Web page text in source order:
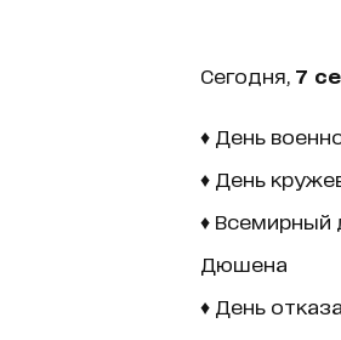
Сегодня, 7
♦ День
♦ День
♦ Всемирный
Дюшена
♦ День